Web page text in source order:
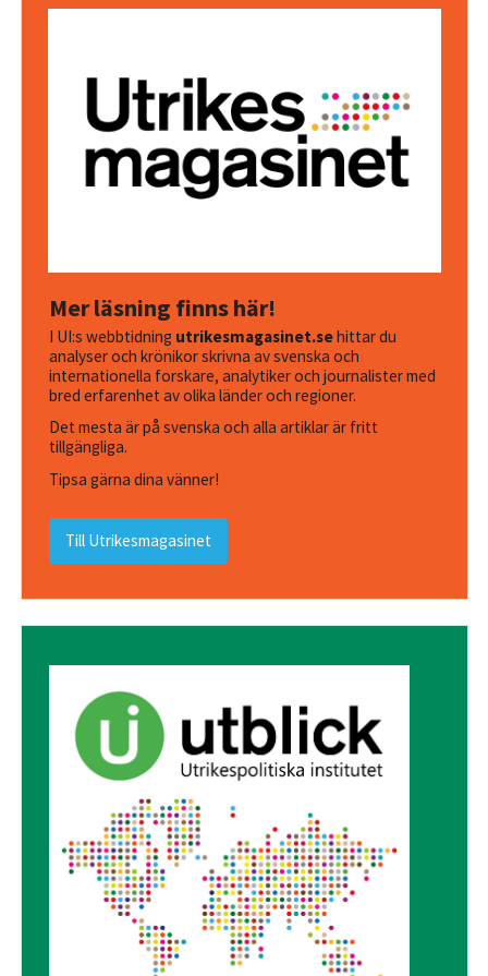
Mer läsning finns här!
I UI:s webbtidning utrikesmagasinet.sehittar du
analyser och krönikor skrivna av svenska och
internationella forskare, analytiker och journalister med
bred erfarenhet av olika länder och regioner.
Det mesta är på svenska och alla artiklar är fritt
tillgängliga.
Tipsa gärna dina vänner!
Till Utrikesmagasinet